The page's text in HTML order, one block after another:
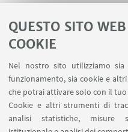
QUESTO SITO
COOKIE
Nel nostro sito utilizziamo
funzionamento, sia cookie e
che potrai attivare solo con il tuo
Cookie e altri strumenti di
analisi statistiche, misure
SEGUI IL